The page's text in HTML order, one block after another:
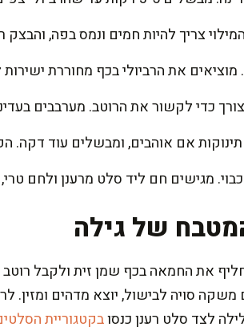
צריך להיות חמים ונמס בפה,
כדי לקשור את הרוטב. מערבבים
תינוקות אם אוהבים, ומבשלים עוד
מגישים חם ליד סלט מרענן ולחם
של גילה
את החמאה בכף שמן זית ולקבל רוטב
סויה לבישול, יוצא מדהים ומזין.
לצד סלט רענן כנסובקטגוריית